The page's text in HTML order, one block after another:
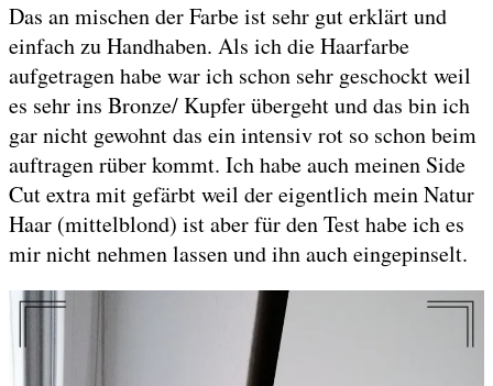
Das an mischen der Farbe ist sehr gut erklärt und
einfach zu Handhaben. Als ich die Haarfarbe
aufgetragen habe war ich schon sehr geschockt weil
es sehr ins Bronze/ Kupfer übergeht und das bin ich
gar nicht gewohnt das ein intensiv rot so schon beim
auftragen rüber kommt. Ich habe auch meinen Side
Cut extra mit gefärbt weil der eigentlich mein Natur
Haar (mittelblond) ist aber für den Test habe ich es
mir nicht nehmen lassen und ihn auch eingepinselt.